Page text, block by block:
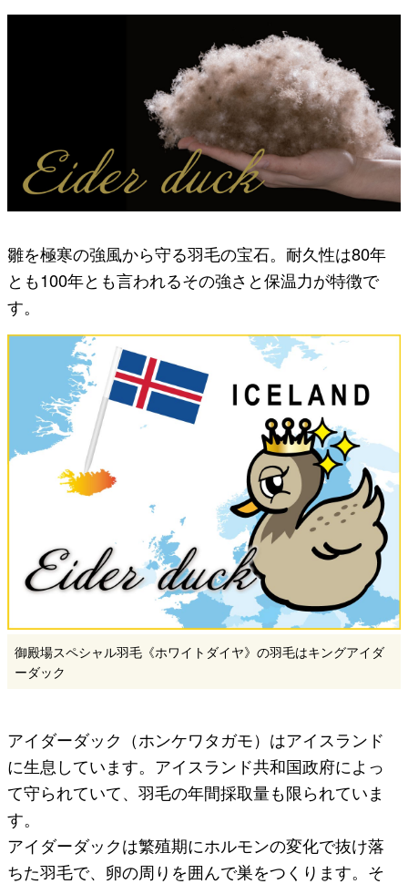
雛を極寒の強風から守る羽毛の宝石。耐久性は80年
とも100年とも言われるその強さと保温力が特徴で
す。
御殿場スペシャル羽毛《ホワイトダイヤ》の羽毛はキングアイダ
ーダック
アイダーダック（ホンケワタガモ）はアイスランド
に生息しています。アイスランド共和国政府によっ
て守られていて、羽毛の年間採取量も限られていま
す。
アイダーダックは繁殖期にホルモンの変化で抜け落
ちた羽毛で、卵の周りを囲んで巣をつくります。そ